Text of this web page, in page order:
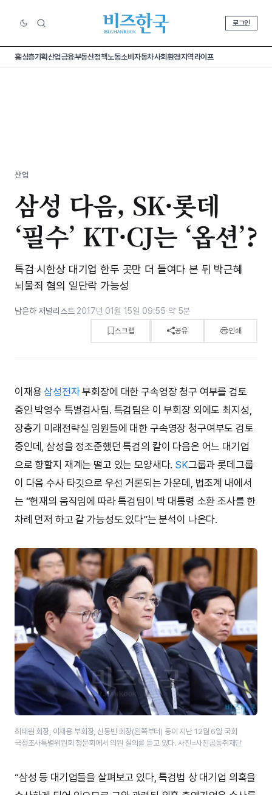
로그인
홈심층기획산업금융부동산정책노동소비 자동차사회환경지역라이프
산업
삼성 다음, SK·롯데
‘필수’ KT·CJ는 ‘옵션’?
특검 시한상 대기업 한두 곳만 더 들여다 본 뒤 박근혜
뇌물죄 혐의 일단락 가능성
남윤하 저널리스트·2017년 01월 15일 09:55·약 5분
스크랩 공유 인쇄
이재용삼성전자부회장에 대한 구속영장 청구 여부를 검토
중인 박영수 특별검사팀. 특검팀은 이 부회장 외에도 최지성,
장충기 미래전략실 임원들에 대한 구속영장 청구여부도 검토
중인데, 삼성을 정조준했던 특검의 칼이 다음은 어느 대기업
으로 향할지 재계는 떨고 있는 모양새다. SK그룹과 롯데그룹
이 다음 수사 타깃으로 우선 거론되는 가운데, 법조계 내에서
는 “헌재의 움직임에 따라 특검팀이 박 대통령 소환 조사를 한
차례 먼저 하고 갈 가능성도 있다”는 분석이 나온다.
최태원 회장, 이재용 부회장, 신동빈 회장(왼쪽부터) 등이 지난 12월 6일 국회
국정조사특별위원회 청문회에서 의원 질의를 듣고 있다. 사진=사진공동취재단
“삼성 등 대기업들을 살펴보고 있다, 특검법 상 대기업 의혹을